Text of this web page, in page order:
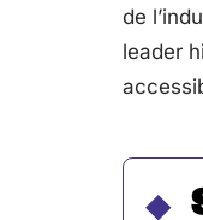
de
leader